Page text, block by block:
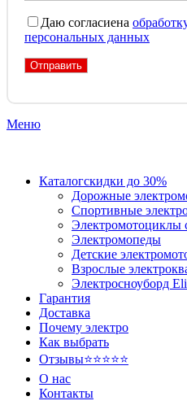
Даю согласиена
персональных данных
Меню
Каталогскидки до 30%
Дорожные
Спортивные
Электромотоциклы
Электромопеды
Детские
Взрослые
Электросноуборд
Гарантия
Доставка
Почему электро
Как выбрать
Отзывы⭐⭐⭐⭐⭐
О нас
Контакты